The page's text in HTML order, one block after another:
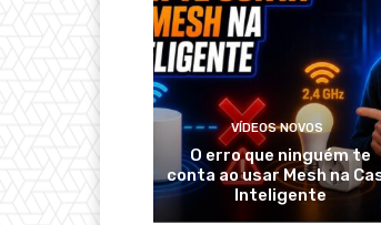
VÍDEOS NOVOS
O erro que ninguém te
conta ao usar Mesh na
Inteligente